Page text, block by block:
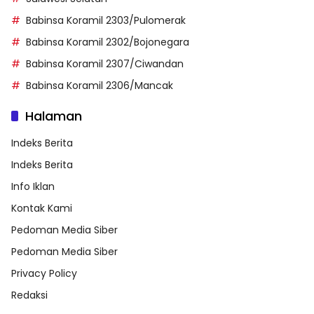
Babinsa Koramil 2303/Pulomerak
Babinsa Koramil 2302/Bojonegara
Babinsa Koramil 2307/Ciwandan
Babinsa Koramil 2306/Mancak
Halaman
Indeks Berita
Indeks Berita
Info Iklan
Kontak Kami
Pedoman Media Siber
Pedoman Media Siber
Privacy Policy
Redaksi